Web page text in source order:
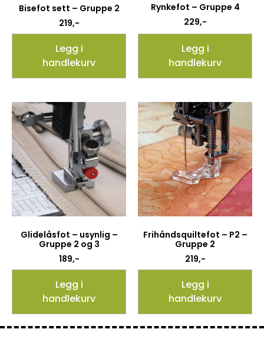
Bisefot sett – Gruppe 2
219,-
Legg i
handlekurv
Rynkefot – Gruppe 4
229,-
Legg i
handlekurv
Glidelåsfot – usynlig –
Gruppe 2 og 3
189,-
Legg i
handlekurv
Frihåndsquiltefot – P2 –
Gruppe 2
219,-
Legg i
handlekurv